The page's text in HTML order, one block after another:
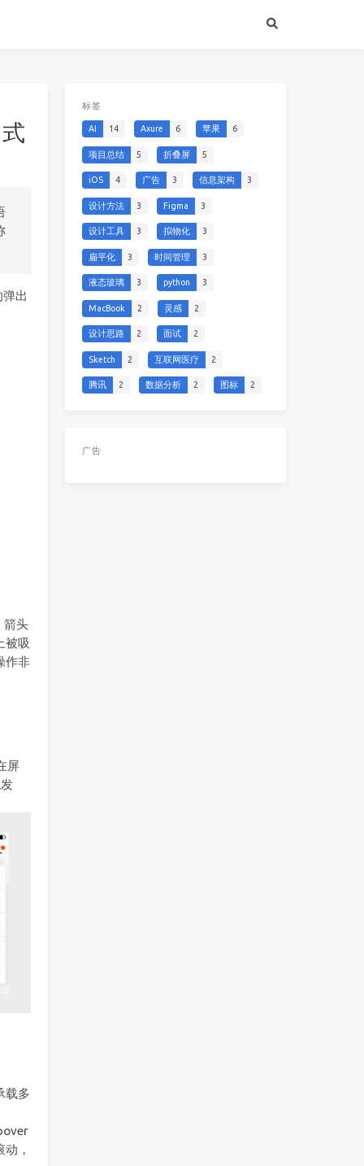
出
箭头
被吸
作非
屏
载多
，
标签
AI 14 Axure 6 苹果 6
项目总结 5 折叠屏 5
iOS 4 广告 3 信息架构 3
设计方法 3 Figma 3
设计工具 3 拟物化 3
扁平化 3 时间管理 3
液态玻璃 3 python 3
MacBook 2 灵感 2
设计思路 2 面试 2
Sketch 2 互联网医疗 2
腾讯 2 数据分析 2 图标 2
广告